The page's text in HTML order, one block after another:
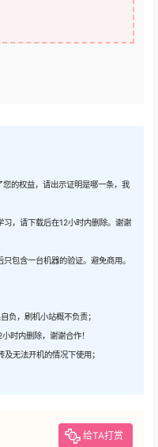
的权益，请出示证明是哪一条，我
，请下载后在12小时内删除。谢谢
包含一台机器的验证。避免商用。
负，刷机小站概不负责；
时内删除，谢谢合作！
无法开机的情况下使用；
给TA打赏